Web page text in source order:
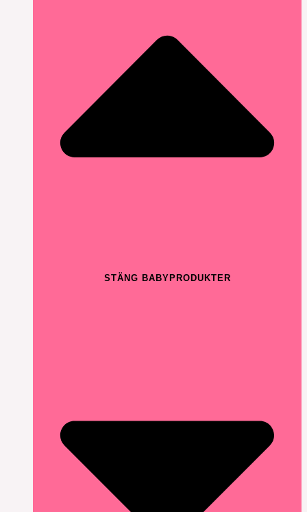
STÄNG BABYPRODUKTER